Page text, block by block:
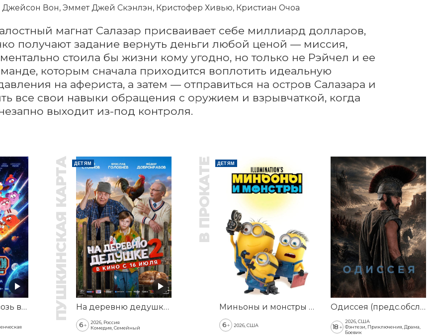
Джейсон Вон, Эммет Джей Скэнлэн, Кристофер Хивью, Кристиан Очоа
магнат Салазар присваивает себе миллиард долларов,
получают задание вернуть деньги любой ценой — миссия,
стоила бы жизни кому угодно, но только не Рэйчел и ее
которым сначала приходится воплотить идеальную
на афериста, а затем — отправиться на остров Салазара и
все свои навыки обращения с оружием и взрывчаткой, когда
выходит из-под контроля.
Смешарики сквозь вселенные ПУШКИНСКАЯ КАРТА ДЕТЯМ
На деревню дедушке 2
6+
2026, Россия
Комедия, Семейный
В ПРОКАТЕ ДЕТЯМ
Миньоны и монстры (предс.обсл. & Три добрых дела)
6+ 2026, США
Одиссея (предс.обсл. & Три добрых дела)
18 +
2026, США
Фэнтези, Приключения, Драма,
Боевик